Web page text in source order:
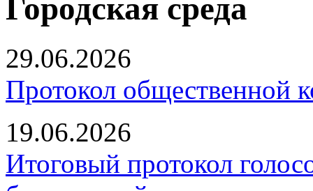
Городская среда
29.06.2026
Протокол общественной
19.06.2026
Итоговый протокол